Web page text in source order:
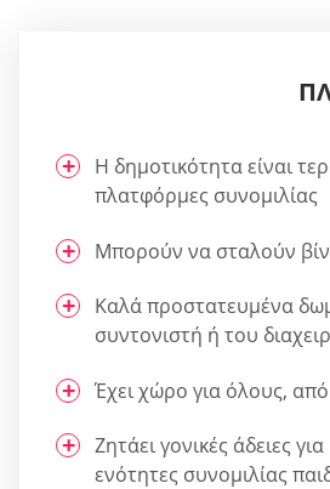
Η δημοτικότητα είναι
πλατφόρμες συνομιλίας
Μπορούν να σταλούν
Καλά προστατευμένα
συντονιστή ή του
Έχει χώρο για όλους, από
Ζητάει γονικές άδειες
ενότητες συνομιλίας